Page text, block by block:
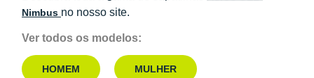
Nimbus no nosso site.
Ver todos os modelos:
HOMEM MULHER